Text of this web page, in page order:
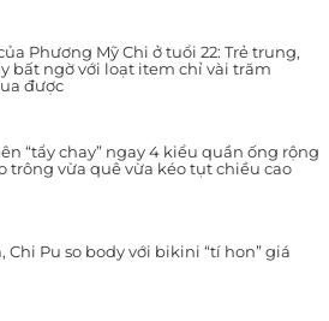
Phương Mỹ Chi ở tuổi 22: Trẻ trung,
bất ngờ với loạt item chỉ vài trăm
được
“tẩy chay” ngay 4 kiểu quần ống rộng
trông vừa quê vừa kéo tụt chiều cao
Chi Pu so body với bikini “tí hon” giá